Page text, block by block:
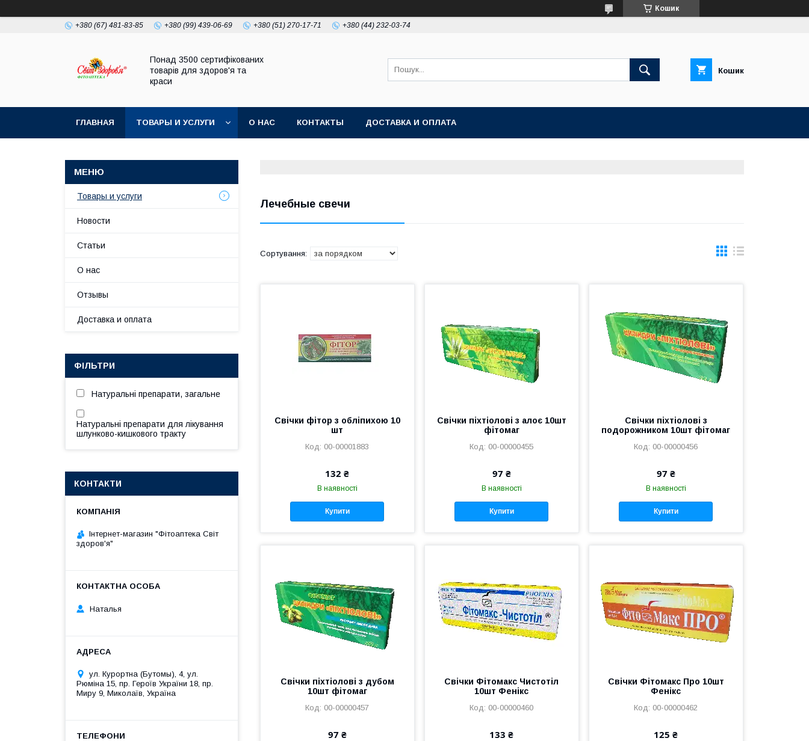
Кошик
+380 (67) 481-83-85 +380 (99) 439-06-69 +380 (51) 270-17-71 +380 (44) 232-03-74
Понад 3500 сертифікованих
товарів для здоров'я та
краси
Кошик
ГЛАВНАЯ ТОВАРЫ И УСЛУГИ О НАС КОНТАКТЫ ДОСТАВКА И ОПЛАТА
Лечебные свечи
Свічки фітор з обліпихою 10
шт
00-00001883
132 ₴
В наявності
Купити
Свічки піхтіолові з алоє 10шт
фітомаг
00-00000455
97 ₴
В наявності
Купити
Свічки піхтіолові з
подорожником 10шт фітомаг
00-00000456
97 ₴
В наявності
Купити
Свічки піхтіолові з дубом
10шт фітомаг
00-00000457
97 ₴
Свічки Фітомакс Чистотіл
10шт Фенікс
00-00000460
133 ₴
Свічки Фітомакс Про 10шт
Фенікс
00-00000462
125 ₴
Товары и услуги
Новости
Статьи
О нас
Отзывы
Доставка и оплата
ФІЛЬТРИ
Натуральні препарати, загальне
Натуральні препарати для лікування
шлунково-кишкового тракту
КОНТАКТИ
Інтернет-магазин "Фітоаптека Світ
здоров'я"
Наталья
ул. Курортна (Бутомы), 4, ул.
Рюміна 15, пр. Героїв України 18, пр.
Миру 9, Миколаїв, Україна